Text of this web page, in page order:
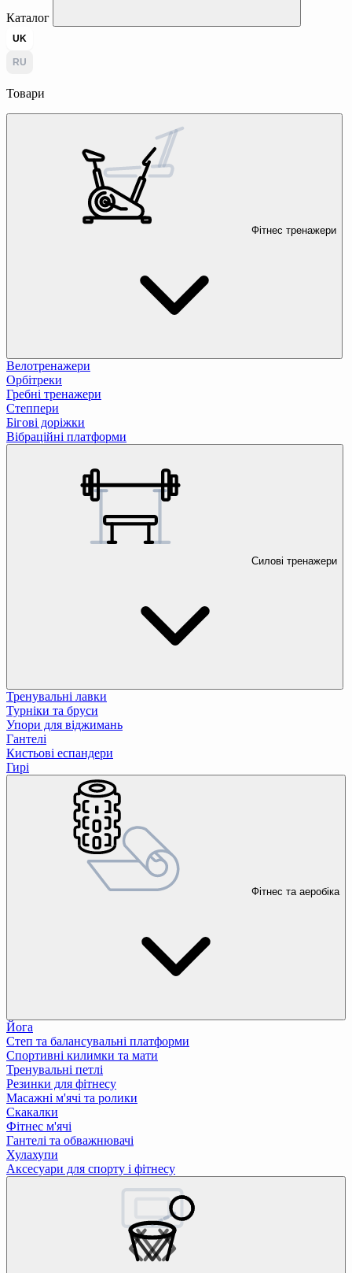
Каталог
UK
RU
Товари
Фітнес тренажери
Велотренажери
Орбітреки
Гребні тренажери
Степпери
Бігові доріжки
Вібраційні платформи
Силові тренажери
Тренувальні лавки
Турніки та бруси
Упори для віджимань
Гантелі
Кистьові еспандери
Гирі
Фітнес та аеробіка
Йога
Степ та балансувальні платформи
Спортивні килимки та мати
Тренувальні петлі
Резинки для фітнесу
Масажні м'ячі та ролики
Скакалки
Фітнес м'ячі
Гантелі та обважнювачі
Хулахупи
Аксесуари для спорту і фітнесу